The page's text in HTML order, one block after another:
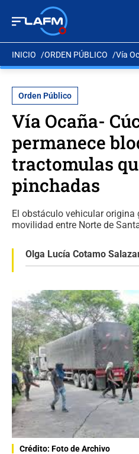
INICIO ORDEN PÚBLICO Vía
Orden Público
Vía Ocaña-
permanece
tractomulas
pinchadas
El obstáculo vehicular origina
movilidad entre Norte de
Olga Lucía Cotamo
Crédito: Foto de Archivo